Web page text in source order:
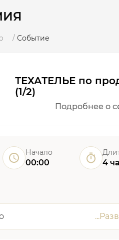
Событие
ТЕХАТЕЛЬЕ по
(1/2)
Подробнее о
Начало
00:00 4